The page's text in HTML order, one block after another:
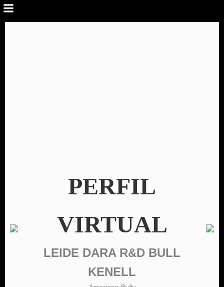
PERFIL
VIRTUAL
LEIDE DARA R&D BULL
KENELL